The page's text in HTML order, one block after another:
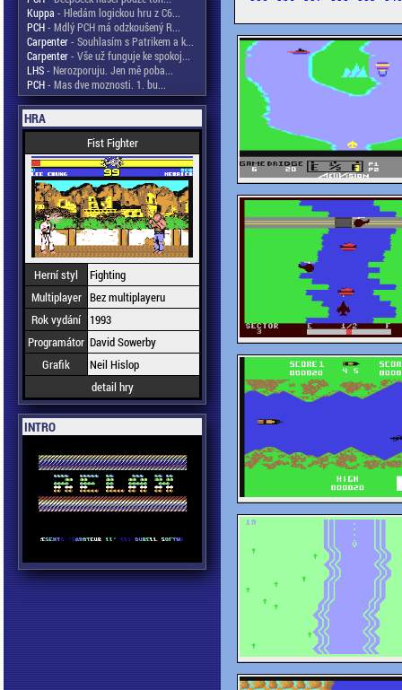
Kuppa - Hledám logickou hru z C6...
PCH- Mdlý PCH má odzkoušený R...
Carpenter- Souhlasím s Patrikem a k...
Carpenter- Vše už funguje ke spokoj...
LHS- Nerozporuju. Jen mě poba...
PCH- Mas dve moznosti. 1. bu...
HRA
Fist Fighter
Herní styl
Fighting
Multiplayer Bez multiplayeru
Rok vydání
1993
Programátor David Sowerby
Grafik
Neil Hislop
detail hry
INTRO